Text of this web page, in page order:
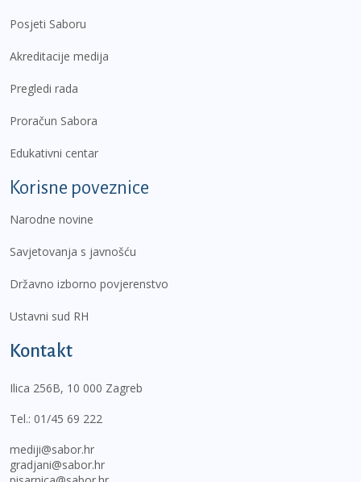
Posjeti Saboru
Akreditacije medija
Pregledi rada
Proračun Sabora
Edukativni centar
Korisne poveznice
Narodne novine
Savjetovanja s javnošću
Državno izborno povjerenstvo
Ustavni sud RH
Kontakt
Ilica 256B, 10 000 Zagreb
Tel.: 01/45 69 222
mediji@sabor.hr
gradjani@sabor.hr